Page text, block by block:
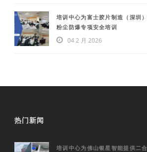
培训中心为富士胶片制造（深圳
粉尘防爆专项安全培训
04 2 月 2026
热门新闻
培训中心为佛山银星智能提供二